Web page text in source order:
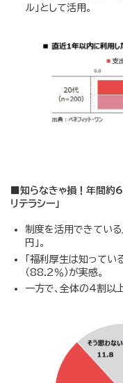
ル」として活用。
■知らなきゃ損！年間約
リテラシー」
制度を活用できてい
円」。
「福利厚生は知って
（88.2％）が実感。
一方で、全体の4割以